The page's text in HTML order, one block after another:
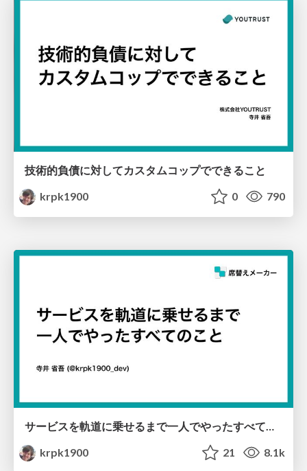
技術的負債に対してカスタムコップでできること
krpk1900
0 790
krpk1900
21 8.1k